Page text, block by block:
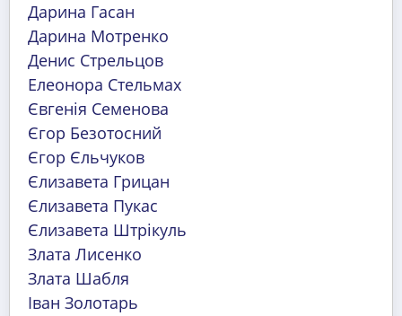
Дарина Гасан
Дарина Мотренко
Денис Стрельцов
Елеонора Стельмах
Євгенія Семенова
Єгор Безотосний
Єгор Єльчуков
Єлизавета Грицан
Єлизавета Пукас
Єлизавета Штрікуль
Злата Лисенко
Злата Шабля
Іван Золотарь